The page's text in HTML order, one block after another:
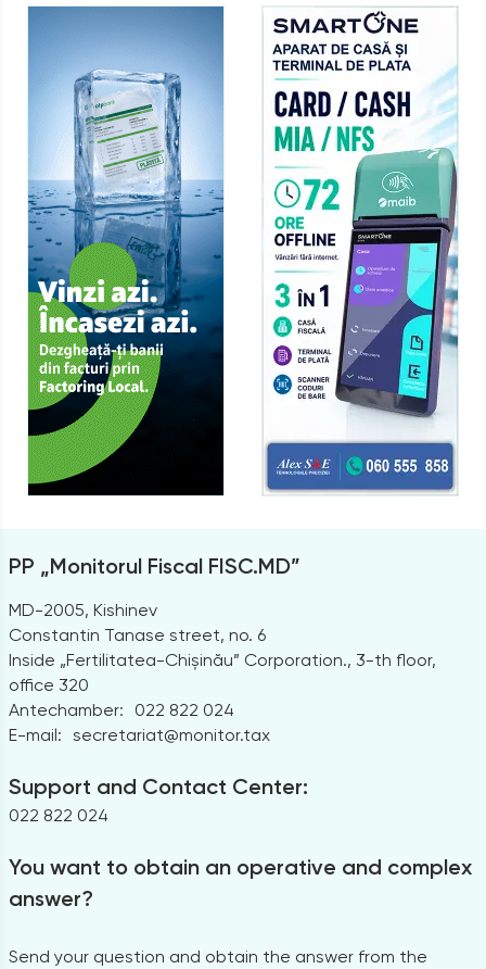
PP „Monitorul Fiscal FISC.MD”
MD-2005, Kishinev
Constantin Tanase street, no. 6
Inside „Fertilitatea-Chișinău” Corporation., 3-th floor,
office 320
Antechamber:
022 822 024
E-mail: secretariat@monitor.tax
Support and Contact Center:
022 822 024
You want to obtain an operative and complex
answer?
Send your question and obtain the answer from the